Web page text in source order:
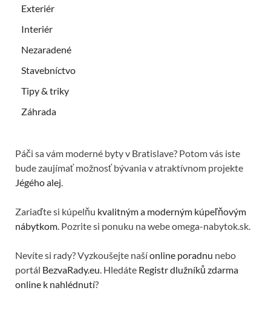
Exteriér
Interiér
Nezaradené
Stavebníctvo
Tipy & triky
Záhrada
Páči sa vám moderné byty v Bratislave? Potom vás iste
bude zaujímať možnosť bývania v atraktívnom projekte
Jégého alej.
Zariaďte si kúpelňu kvalitným a moderným kúpeľňovým
nábytkom. Pozrite si ponuku na webe omega-nabytok.sk.
Nevíte si rady? Vyzkoušejte našíonline poradnu nebo
portál BezvaRady.eu. Hledáte Registr dlužníků zdarma
online k nahlédnutí?